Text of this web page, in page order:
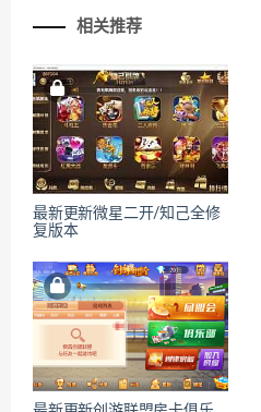
相关推荐
最新更新微星二开/知己全修
复版本